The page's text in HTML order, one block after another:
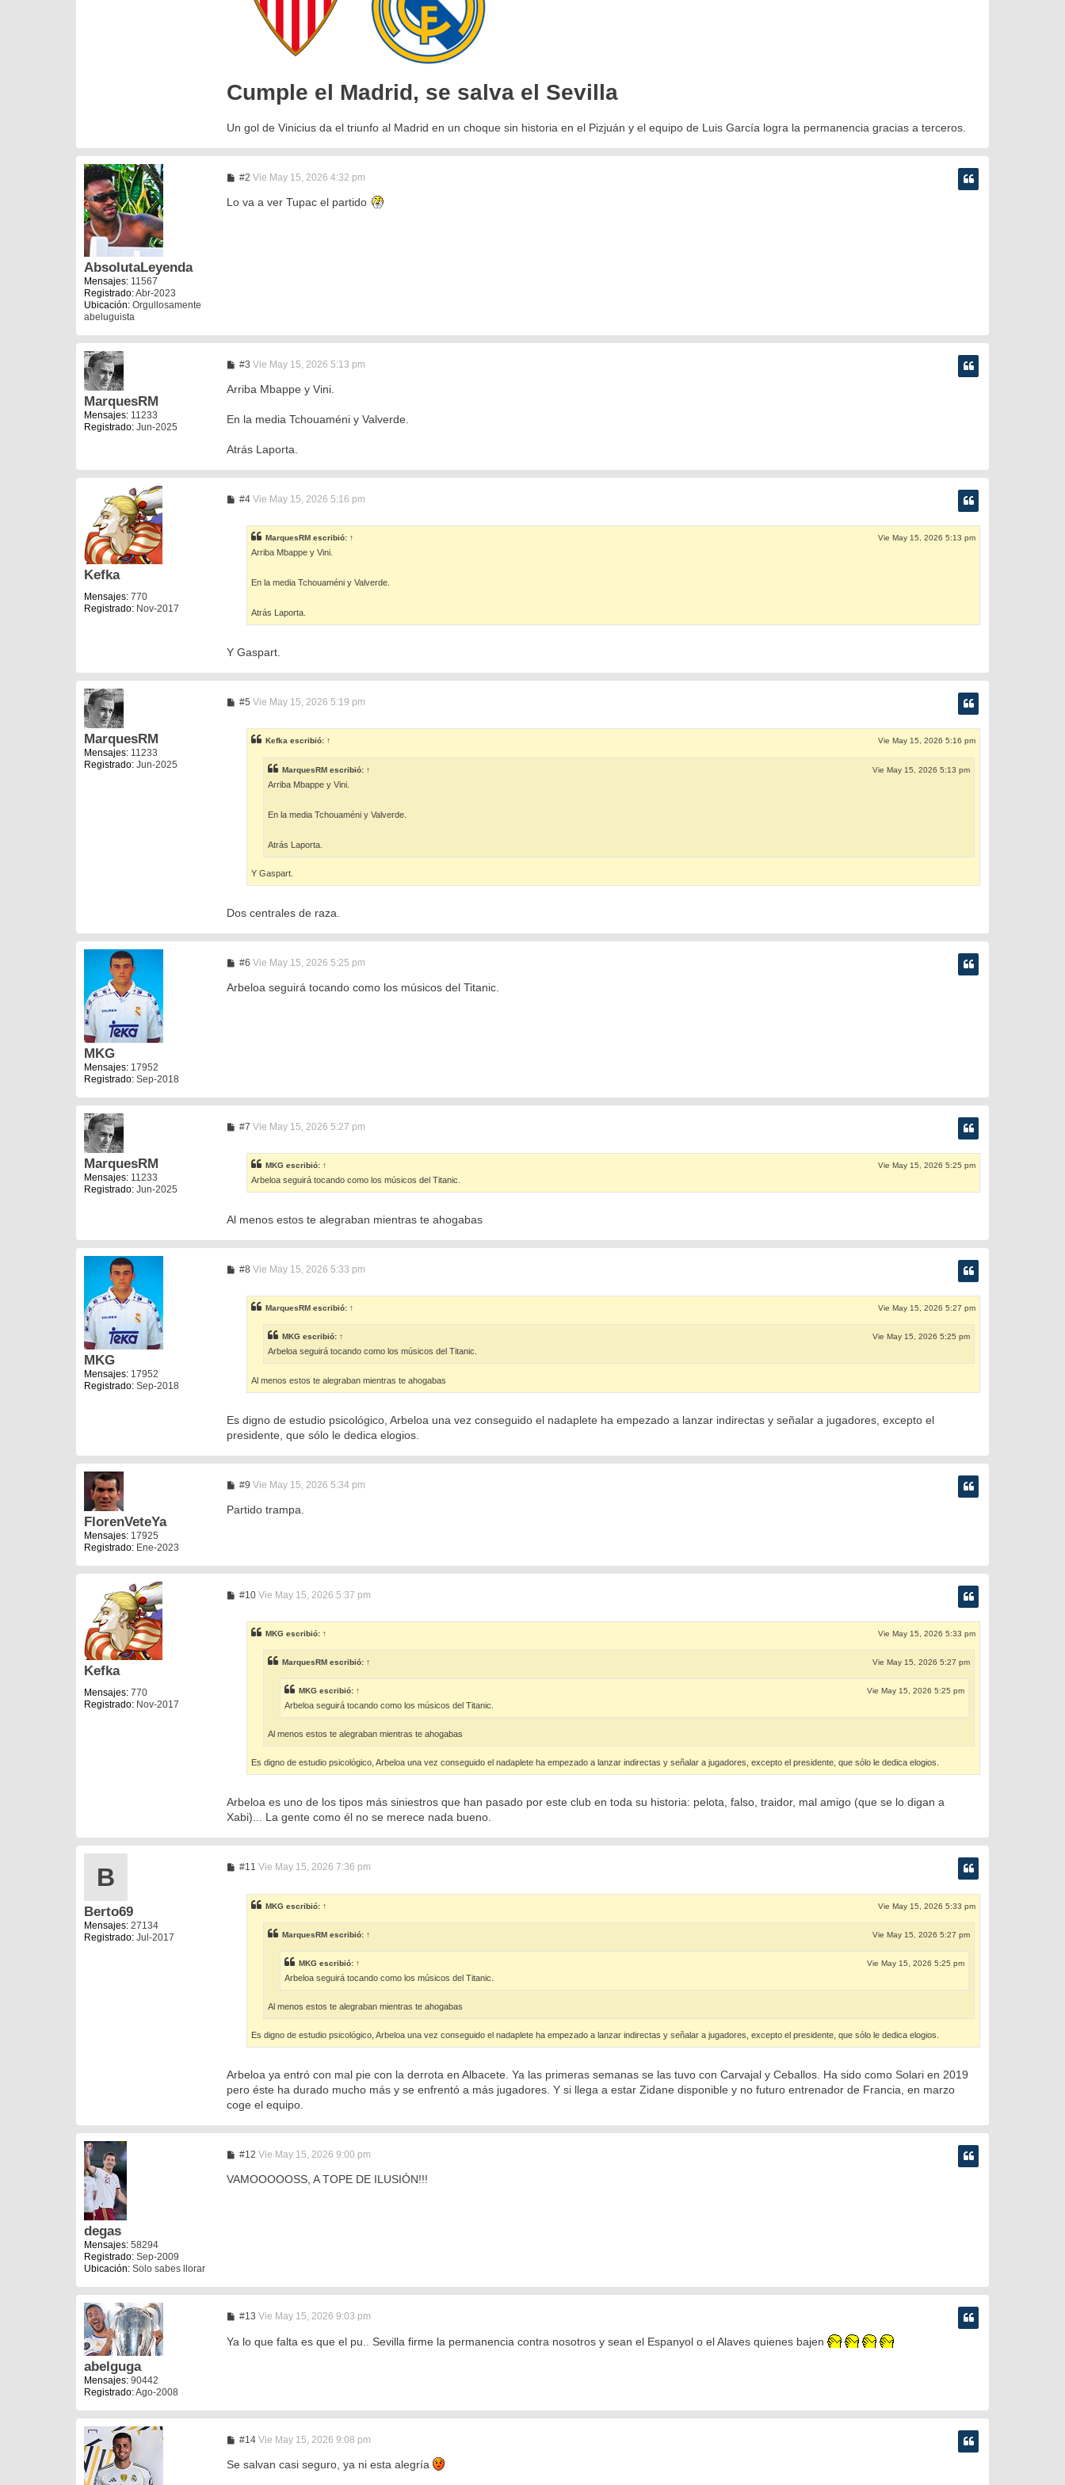
Cumple el Madrid, se salva el Sevilla
Un gol de Vinicius da el triunfo al Madrid en un choque sin historia en el Pizjuán y el equipo de Luis García logra la permanencia gracias a terceros.
AbsolutaLeyenda
Mensajes: 11567
Registrado:Abr-2023
Ubicación: Orgullosamente
abeluguista
#2M
n
Vie May 15, 2026 4:32 pm
Lo va a ver Tupac el partido
MarquesRM
Mensajes: 11233
Registrado: Jun-2025
#3M
n
j
Vie May 15, 2026 5:13 pm
Arriba Mbappe y Vini.
En la media Tchouaméni y Valverde.
Atrás Laporta.
Kefka
Mensajes: 770
Registrado: Nov-2017
#4M
s
a
j
Vie May 15, 2026 5:16 pm
MarquesRM escribió: ↑ Vie May 15, 2026 5:13 pm
Arriba Mbappe y Vini.
En la media Tchouaméni y Valverde.
Atrás Laporta.
Y Gaspart.
MarquesRM
Mensajes: 11233
Registrado: Jun-2025
#5M
s
a
Vie May 15, 2026 5:19 pm
Kefka escribió: ↑ Vie May 15, 2026 5:16 pm
MarquesRM escribió: ↑ Vie May 15, 2026 5:13 pm
Arriba Mbappe y Vini.
En la media Tchouaméni y Valverde.
Atrás Laporta.
Y Gaspart.
Dos centrales de raza.
MKG
Mensajes: 17952
Registrado: Sep-2018
#6M
n
s
Vie May 15, 2026 5:25 pm
Arbeloa seguirá tocando como los músicos del Titanic.
MarquesRM
Mensajes: 11233
Registrado: Jun-2025
#7M
s
a
j
e
Vie May 15, 2026 5:27 pm
MKG escribió: ↑ Vie May 15, 2026 5:25 pm
Arbeloa seguirá tocando como los músicos del Titanic.
Al menos estos te alegraban mientras te ahogabas
MKG
Mensajes: 17952
Registrado: Sep-2018
#8M
s
a
Vie May 15, 2026 5:33 pm
MarquesRM escribió: ↑ Vie May 15, 2026 5:27 pm
MKG escribió: ↑ Vie May 15, 2026 5:25 pm
Arbeloa seguirá tocando como los músicos del Titanic.
Al menos estos te alegraban mientras te ahogabas
Es digno de estudio psicológico, Arbeloa una vez conseguido el nadaplete ha empezado a lanzar indirectas y señalar a jugadores, excepto el
presidente, que sólo le dedica elogios.
FlorenVeteYa
Mensajes: 17925
Registrado: Ene-2023
#9M
n
s
Vie May 15, 2026 5:34 pm
Partido trampa.
Kefka
Mensajes: 770
Registrado: Nov-2017
#10M
s
a
Vie May 15, 2026 5:37 pm
MKG escribió: ↑ Vie May 15, 2026 5:33 pm
MarquesRM escribió: ↑ Vie May 15, 2026 5:27 pm
MKG escribió: ↑ Vie May 15, 2026 5:25 pm
Arbeloa seguirá tocando como los músicos del Titanic.
Al menos estos te alegraban mientras te ahogabas
Es digno de estudio psicológico, Arbeloa una vez conseguido el nadaplete ha empezado a lanzar indirectas y señalar a jugadores, excepto el presidente, que sólo le dedica elogios.
Arbeloa es uno de los tipos más siniestros que han pasado por este club en toda su historia: pelota, falso, traidor, mal amigo (que se lo digan a
Xabi)... La gente como él no se merece nada bueno.
B
Berto69
Mensajes: 27134
Registrado: Jul-2017
#11 M
s
a
Vie May 15, 2026 7:36 pm
MKG escribió: ↑ Vie May 15, 2026 5:33 pm
MarquesRM escribió: ↑ Vie May 15, 2026 5:27 pm
MKG escribió: ↑ Vie May 15, 2026 5:25 pm
Arbeloa seguirá tocando como los músicos del Titanic.
Al menos estos te alegraban mientras te ahogabas
Es digno de estudio psicológico, Arbeloa una vez conseguido el nadaplete ha empezado a lanzar indirectas y señalar a jugadores, excepto el presidente, que sólo le dedica elogios.
Arbeloa ya entró con mal pie con la derrota en Albacete. Ya las primeras semanas se las tuvo con Carvajal y Ceballos. Ha sido como Solari en 2019
pero éste ha durado mucho más y se enfrentó a más jugadores. Y si llega a estar Zidane disponible y no futuro entrenador de Francia, en marzo
coge el equipo.
degas
Mensajes: 58294
Registrado: Sep-2009
Ubicación: Solo sabes llorar
#12M
n
Vie May 15, 2026 9:00 pm
VAMOOOOOSS, A TOPE DE ILUSIÓN!!!
abelguga
Mensajes: 90442
Registrado:Ago-2008
#13M
n
s
Vie May 15, 2026 9:03 pm
Ya lo que falta es que el pu.. Sevilla firme la permanencia contra nosotros y sean el Espanyol o el Alaves quienes bajen
#14M
n
Vie May 15, 2026 9:08 pm
Se salvan casi seguro, ya ni esta alegría